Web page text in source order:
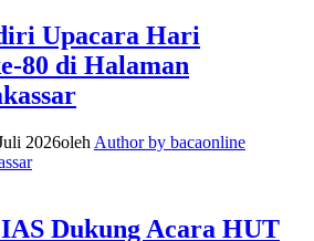
Upacara Hari
80 di Halaman
2026oleh Author by bacaonline
Dukung Acara HUT